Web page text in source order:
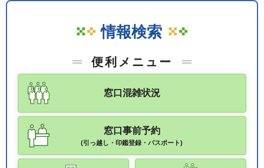
情報検索
便利メニュー
窓口混雑状況
窓口事前予約
(引っ越し・印鑑登録・パスポート)